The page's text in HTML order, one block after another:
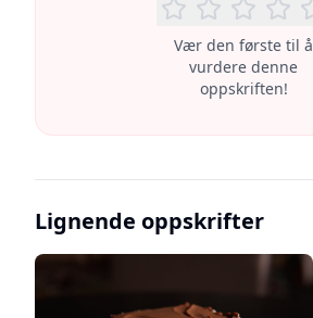
Vær den første til å
vurdere denne
oppskriften!
Lignende oppskrifter